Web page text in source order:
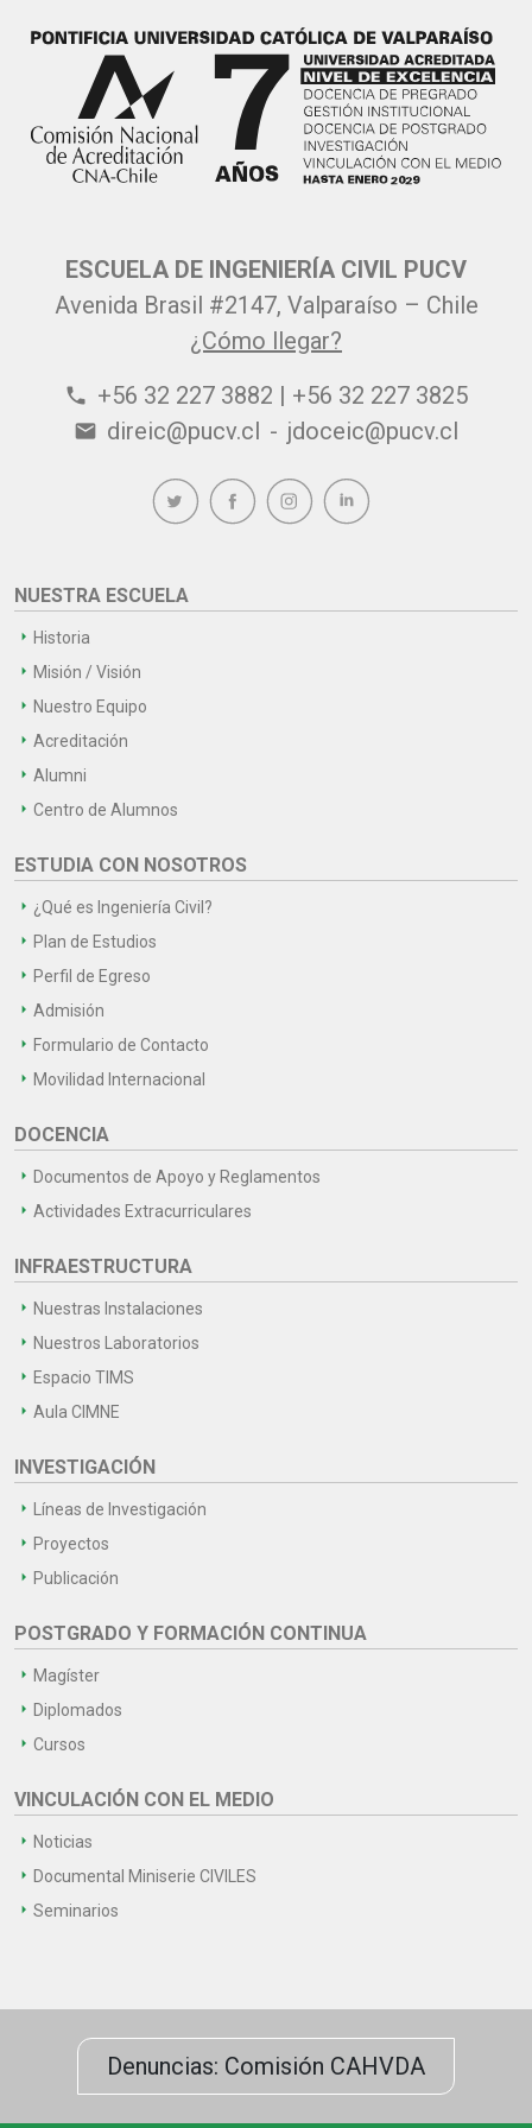
ESCUELA DE INGENIERÍA CIVIL PUCV
Avenida Brasil #2147, Valparaíso – Chile
¿Cómo llegar?
phone +56 32 227 3882 | +56 32 227 3825
email direic@pucv.cl - jdoceic@pucv.cl
NUESTRA ESCUELA
Historia
Misión / Visión
Nuestro Equipo
Acreditación
Alumni
Centro de Alumnos
ESTUDIA CON NOSOTROS
¿Qué es Ingeniería Civil?
Plan de Estudios
Perfil de Egreso
Admisión
Formulario de Contacto
Movilidad Internacional
DOCENCIA
Documentos de Apoyo y Reglamentos
Actividades Extracurriculares
INFRAESTRUCTURA
Nuestras Instalaciones
Nuestros Laboratorios
Espacio TIMS
Aula CIMNE
INVESTIGACIÓN
Líneas de Investigación
Proyectos
Publicación
POSTGRADO Y FORMACIÓN CONTINUA
Magíster
Diplomados
Cursos
VINCULACIÓN CON EL MEDIO
Noticias
Documental Miniserie CIVILES
Seminarios
Denuncias: Comisión CAHVDA